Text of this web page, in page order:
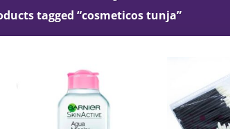
tagged “cosmeticos tunja”